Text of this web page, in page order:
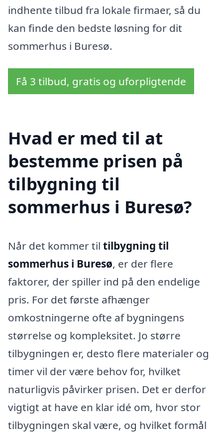
indhente tilbud fra lokale firmaer, så du
kan finde den bedste løsning for dit
sommerhus i Buresø.
Få 3 tilbud, gratis og uforpligtende
Hvad er med til at
bestemme prisen på
tilbygning til
sommerhus i Buresø?
Når det kommer til tilbygning til
sommerhus i Buresø, er der flere
faktorer, der spiller ind på den endelige
pris. For det første afhænger
omkostningerne ofte af bygningens
størrelse og kompleksitet. Jo større
tilbygningen er, desto flere materialer og
timer vil der være behov for, hvilket
naturligvis påvirker prisen. Det er derfor
vigtigt at have en klar idé om, hvor stor
tilbygningen skal være, og hvilket formål